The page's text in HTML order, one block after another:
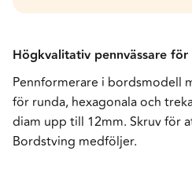
Högkvalitativ pennvässare
Pennformerare i bordsmodell
för runda, hexagonala och
diam upp till 12mm. Skruv för
Bordstving medföljer.